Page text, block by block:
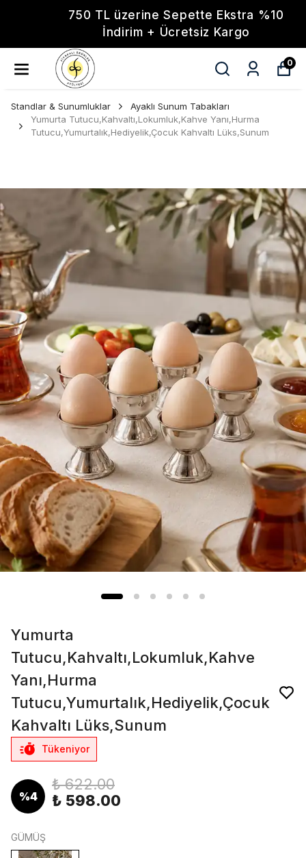
750 TL üzerine Sepette Ekstra %10
İndirim + Ücretsiz Kargo
0
Standlar & Sunumluklar
Ayaklı Sunum Tabakları
Yumurta Tutucu,Kahvaltı,Lokumluk,Kahve Yanı,Hurma
Tutucu,Yumurtalık,Hediyelik,Çocuk Kahvaltı Lüks,Sunum
Yumurta
Tutucu,Kahvaltı,Lokumluk,Kahve
Yanı,Hurma
Tutucu,Yumurtalık,Hediyelik,Çocuk
Kahvaltı Lüks,Sunum
Tükeniyor
%4
₺ 622.00
₺ 598.00
GÜMÜŞ